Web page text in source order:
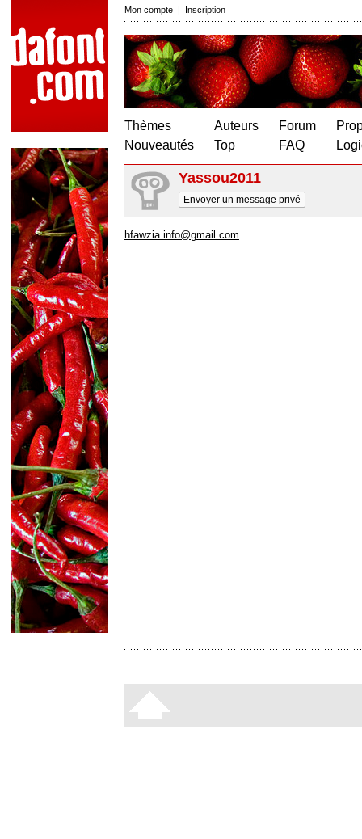
Mon compte | Inscription
Thèmes
Nouveautés
Auteurs
Top
Forum
FAQ
Yassou2011
Envoyer un message privé
hfawzia.info@gmail.com